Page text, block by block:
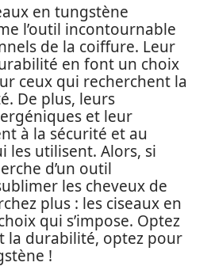
en tungstène
l’outil incontournable
de la coiffure. Leur
en font un choix
ceux qui recherchent la
De plus, leurs
et leur
à la sécurité et au
les utilisent. Alors, si
d’un outil
les cheveux de
plus : les ciseaux en
qui s’impose. Optez
la durabilité, optez pour
!